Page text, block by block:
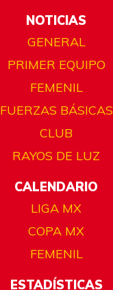
NOTICIAS
GENERAL
PRIMER EQUIPO
FEMENIL
FUERZAS BÁSICAS
CLUB
RAYOS DE LUZ
CALENDARIO
LIGA MX
COPA MX
FEMENIL
ESTADÍSTICAS